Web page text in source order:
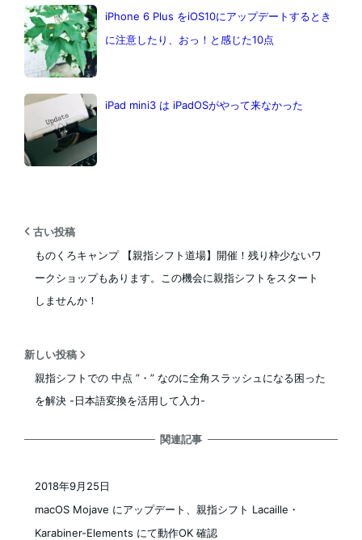
iPhone 6 Plus をiOS10にアップデートするとき
に注意したり、おっ！と感じた10点
iPad mini3 は iPadOSがやって来なかった
古い投稿
ものくろキャンプ 【親指シフト道場】開催！残り枠少ないワ
ークショップもあります。この機会に親指シフトをスタート
しませんか！
新しい投稿
親指シフトでの 中点 ”・” なのに全角スラッシュになる困った
を解決 -日本語変換を活用して入力-
関連記事
macOS Mojave にアップデート、親指シフト Lacaille・
Karabiner-Elements にて動作OK 確認
2018年9月25日